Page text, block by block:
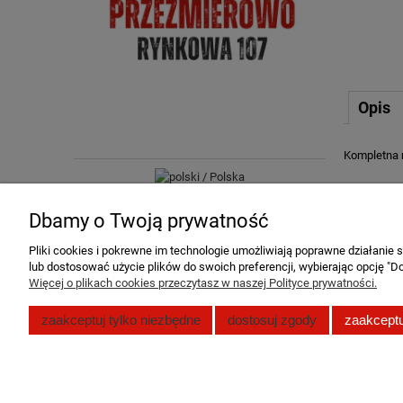
Opis
Kompletna
Pomoc
Zwroty i reklamacje
Moje konto
Twoje
Dbamy o Twoją prywatność
Pliki cookies i pokrewne im technologie umożliwiają poprawne
lub dostosować użycie plików do swoich preferencji, wybierając opcję
Więcej o plikach cookies przeczytasz w naszej Polityce prywatności.
zaakceptuj tylko niezbędne dostosuj zgody